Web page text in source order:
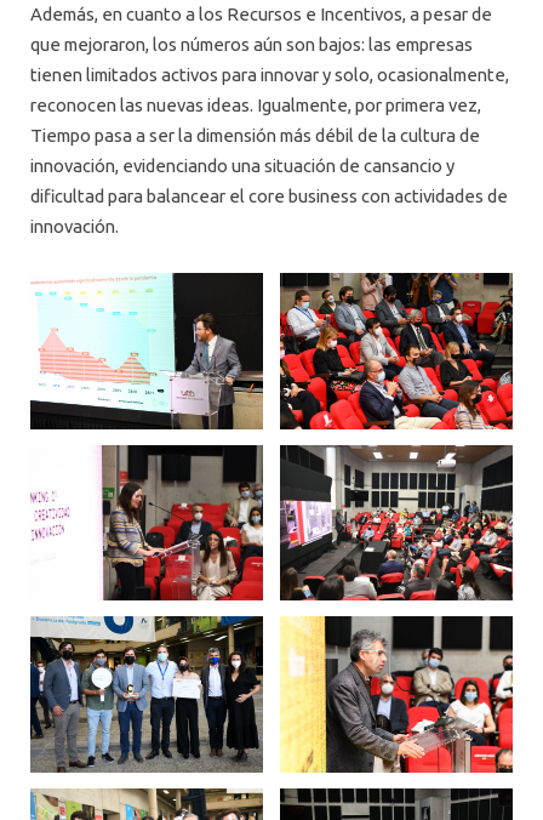
Además, en cuanto a los Recursos e Incentivos, a pesar de
que mejoraron, los números aún son bajos: las empresas
tienen limitados activos para innovar y solo, ocasionalmente,
reconocen las nuevas ideas. Igualmente, por primera vez,
Tiempo pasa a ser la dimensión más débil de la cultura de
innovación, evidenciando una situación de cansancio y
dificultad para balancear el core business con actividades de
innovación.